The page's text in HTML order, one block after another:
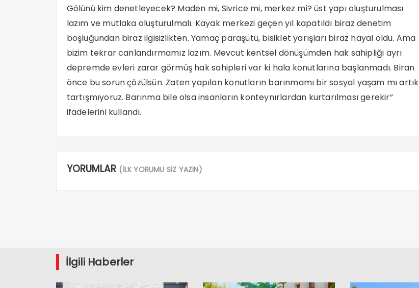
Gölünü kim denetleyecek? Maden mi, Sivrice mi, merkez mi? üst yapı oluşturulması
lazım ve mutlaka oluşturulmalı. Kayak merkezi geçen yıl kapatıldı biraz denetim
boşluğundan biraz ilgisizlikten. Yamaç paraşütü, bisiklet yarışları biraz hayal oldu. Ama
bizim tekrar canlandırmamız lazım. Mevcut kentsel dönüşümden hak sahipliği ayrı
depremde evleri zarar görmüş hak sahipleri var ki hala konutlarına başlanmadı. Biran
önce bu sorun çözülsün. Zaten yapılan konutların barınmamı bir sosyal yaşam mı artık
tartışmıyoruz. Barınma bile olsa insanların konteynırlardan kurtarılması gerekir”
ifadelerini kullandı.
YORUMLAR (İLK YORUMU SİZ YAZIN)
İlgili Haberler